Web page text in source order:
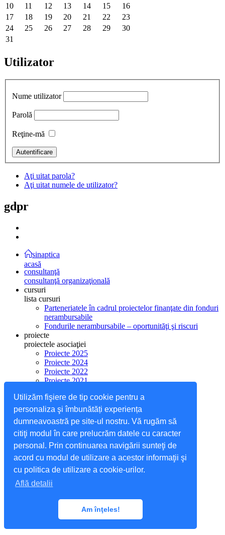
Utilizăm fişiere de tip cookie pentru a
personaliza şi îmbunătăți experiența
dumneavoastră pe site-ul nostru. Vă rugăm să
citiţi modul în care prelucrăm datele cu caracter
personal. Prin continuarea navigării sunteţi de
acord cu modul de utilizare a acestor informaţii şi
cu politica de utilizare a cookie-urilor.
Află detalii
Am înţeles!
10
11 12 13 14 15
16
17
18 19 20 21 22
23
24
25 26 27 28 29
30
31
Utilizator
Nume utilizator
Parolă
Reţine-mă
Aţi uitat parola?
Aţi uitat numele de utilizator?
gdpr
sinaptica
acasă
consultanţă
consultanţă organizaţională
cursuri
lista cursuri
Parteneriatele în cadrul proiectelor finanţate din fonduri
nerambursabile
Fondurile nerambursabile – oportunităţi şi riscuri
proiecte
proiectele asociaţiei
Proiecte 2025
Proiecte 2024
Proiecte 2022
Proiecte 2021
Proiecte 2019
Proiecte 2018
Proiecte 2017
Proiecte 2016
Proiecte 2015
asociaţia
cine suntem?
despre noi
echipa noastra
contact
Maramureş
Filiala Maramureş
Filiala Mehedinţi